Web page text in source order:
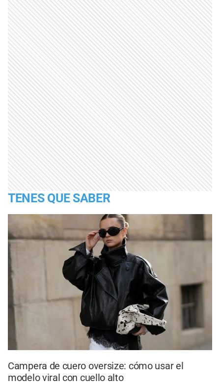
TENES QUE SABER
Campera de cuero oversize: cómo usar el
modelo viral con cuello alto